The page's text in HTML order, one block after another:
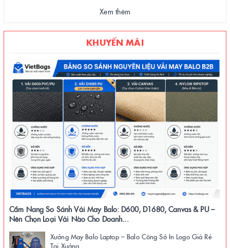
Xem thêm
KHUYẾN MÃI
Cẩm Nang So Sánh Vải May Balo: D600, D1680, Canvas & PU –
Nên Chọn Loại Vải Nào Cho Doanh...
Xưởng May Balo Laptop – Balo Công Sở In Logo Giá Rẻ
Tại Xưởng